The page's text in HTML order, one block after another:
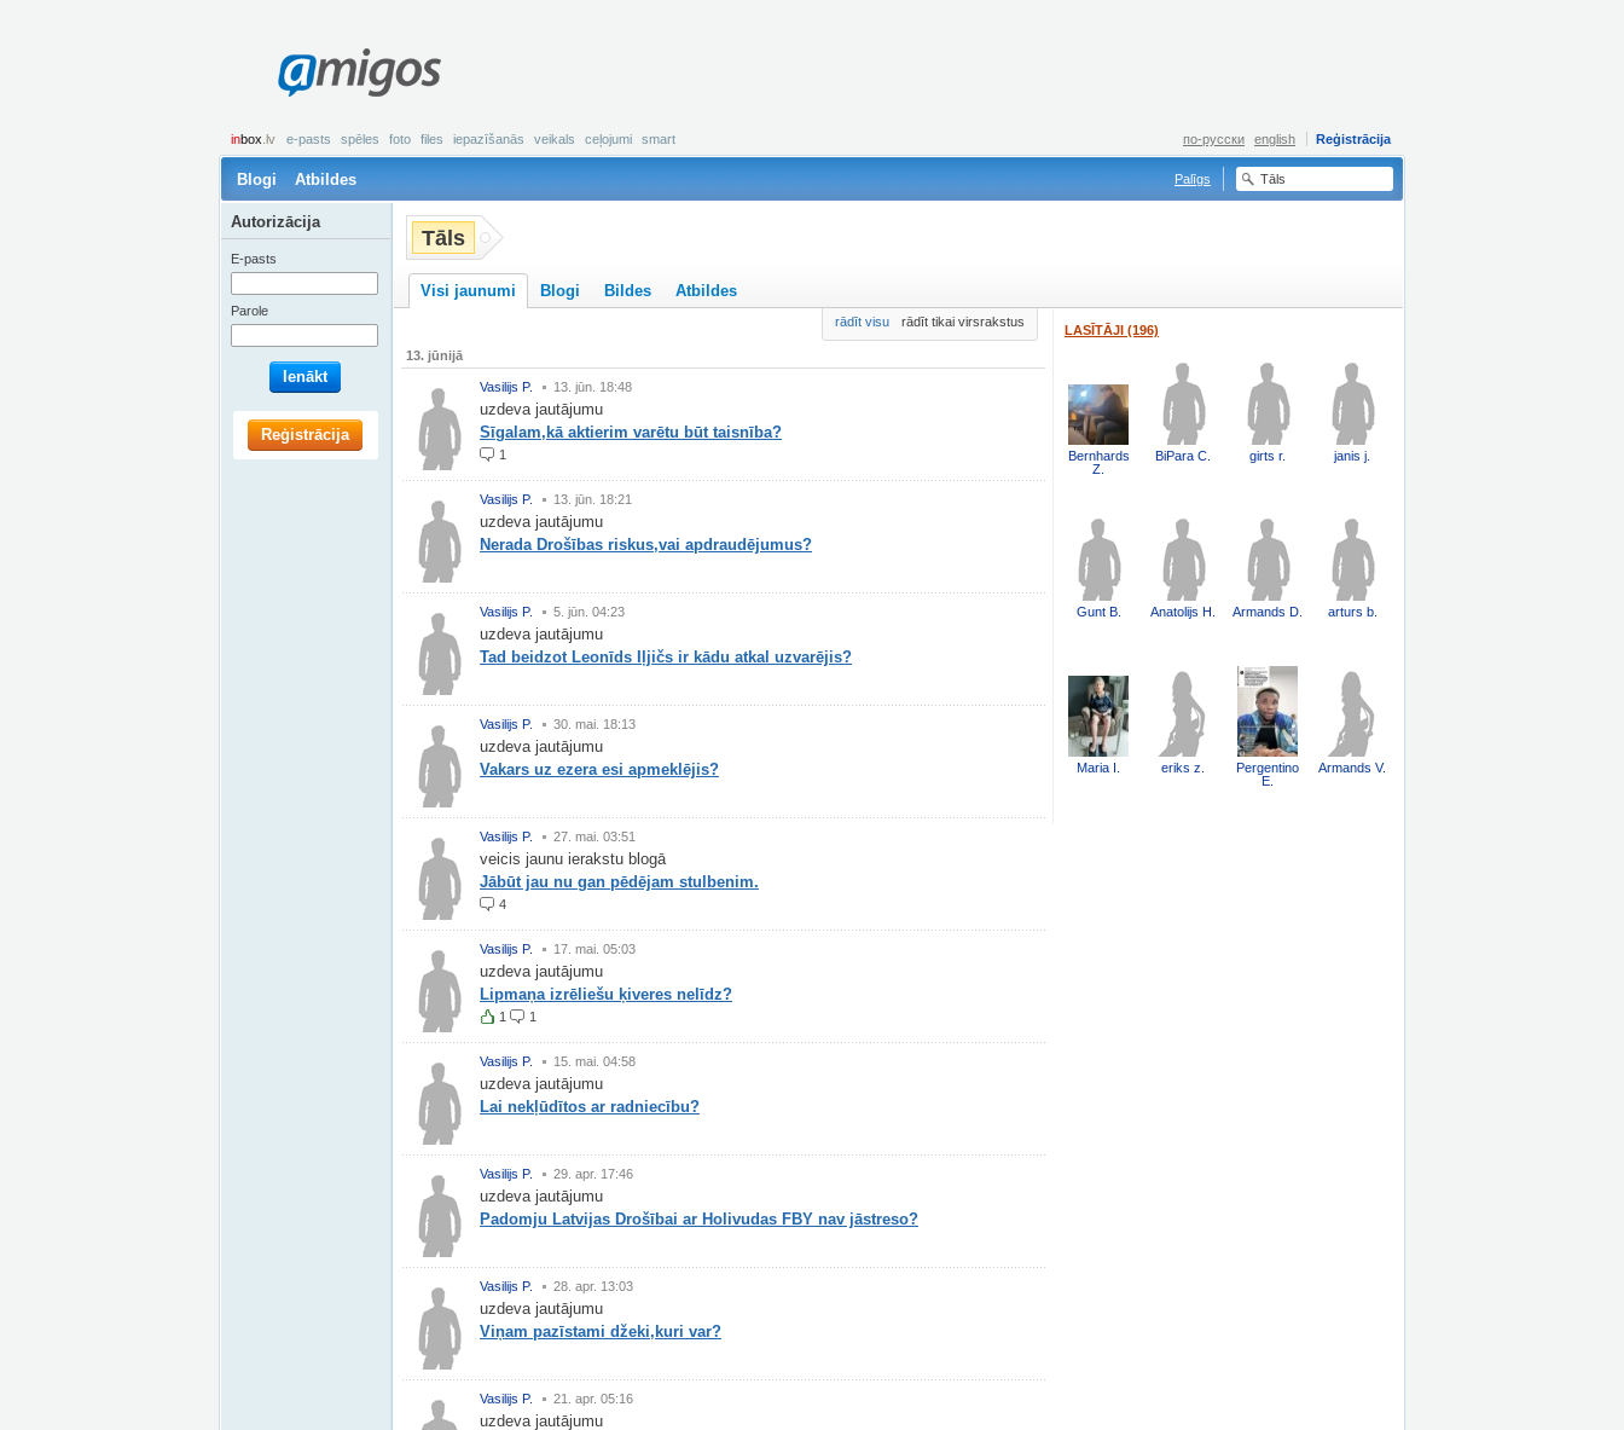
amigos
inbox .lv e-pasts spēles foto files iepazīšanās veikals ceļojumi smart Reģistrācija
по-русски english
Blogi Atbildes Palīgs
Tāls
Visi jaunumi Blogi Bildes Atbildes
rādīt visu rādīt tikai virsrakstus
13. jūnijā
Vasilijs P. 13. jūn. 18:48
uzdeva jautājumu
Sīgalam,kā aktierim varētu būt taisnība?
1
Vasilijs P. 13. jūn. 18:21
uzdeva jautājumu
Nerada Drošības riskus,vai apdraudējumus?
Vasilijs P. 5. jūn. 04:23
uzdeva jautājumu
Tad beidzot Leonīds Iļjičs ir kādu atkal uzvarējis?
Vasilijs P. 30. mai. 18:13
uzdeva jautājumu
Vakars uz ezera esi apmeklējis?
Vasilijs P. 27. mai. 03:51
veicis jaunu ierakstu blogā
Jābūt jau nu gan pēdējam stulbenim.
4
Vasilijs P. 17. mai. 05:03
uzdeva jautājumu
Lipmaņa izrēliešu ķiveres nelīdz?
1 1
Vasilijs P. 15. mai. 04:58
uzdeva jautājumu
Lai nekļūdītos ar radniecību?
Vasilijs P. 29. apr. 17:46
uzdeva jautājumu
Padomju Latvijas Drošībai ar Holivudas FBY nav jāstreso?
Vasilijs P. 28. apr. 13:03
uzdeva jautājumu
Viņam pazīstami džeki,kuri var?
Vasilijs P. 21. apr. 05:16
uzdeva jautājumu
LASĪTĀJI (196)
Bernhards
Z.
BiPara C. girts r. janis j.
Gunt B. Anatolijs H. Armands D. arturs b.
Maria I. eriks z.
Pergentino
E.
Armands V.
Autorizācija
E-pasts
Parole
Ienākt
Reģistrācija